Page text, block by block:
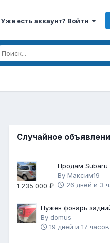
Уже есть аккаунт? Войти
Случайное
1 235 000 ₽
Продам Subaru
2.5 171
By Максим19
26 дней и 3
Нужен фонарь
рестайл 2 (2018 г.в.)
By domus
19 дней и 17 часов